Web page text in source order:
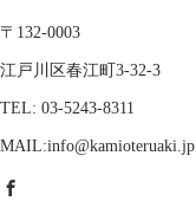
〒132-0003
江戸川区春江町3-32-3
TEL: 03-5243-8311
MAIL:info@kamioteruaki.jp